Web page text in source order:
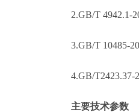
2.GB/T 4942.1-
3.GB/T 10485-
4.GB/
主要技术参数